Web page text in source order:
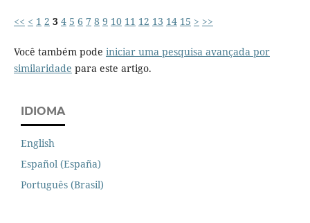
<< < 1 2 3 4 5 6 7 8 9 10 11 12 13 14 15 > >>
Você também pode iniciar uma pesquisa avançada por
similaridade para este artigo.
IDIOMA
English
Español (España)
Português (Brasil)